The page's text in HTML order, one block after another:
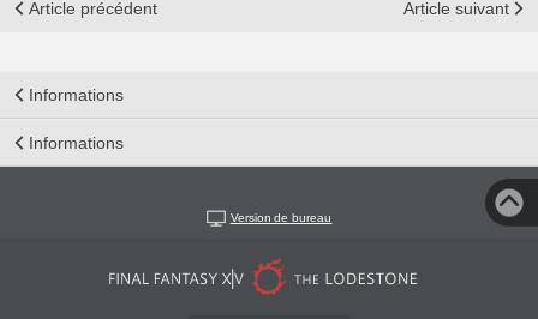
Article précédent Article suivant
Informations
Informations
Version de bureau